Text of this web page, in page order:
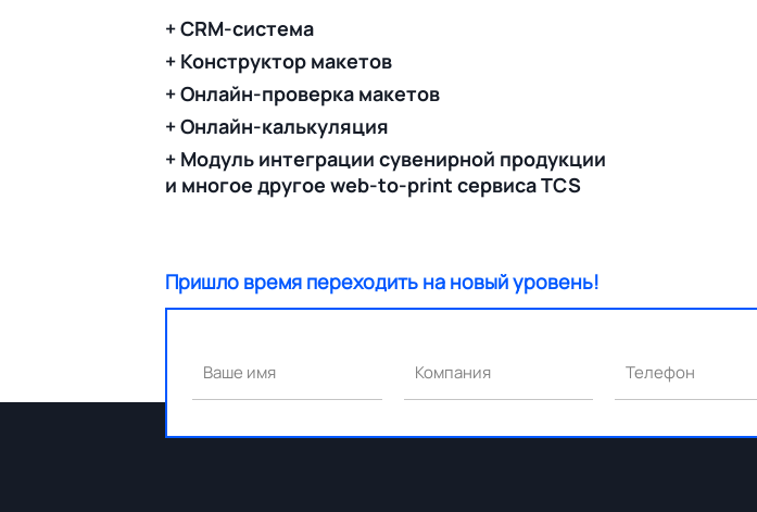
+ CRM-система
+ Конструктор макетов
+ Онлайн-проверка макетов
+ Онлайн-калькуляция
+ Модуль интеграции сувенирной продукции
и многое другое web-to-print сервиса TCS
Пришло время переходить на новый уровень!
Ваше имя Компания Телефон